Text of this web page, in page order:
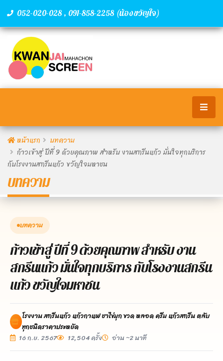
052-020-028 , 091-858-2258 (น้องขวัญใจ)
หน้าแรก
บทความ
ก้าวเข้าสู่ ปีที่ 9 ด้วยคุณภาพ สำหรับ งานสกรีนแก้ว มั่นใจทุกบริการ
กับโรงงานสกรีนแก้ว ขวัญใจมหาชน
บทความ
บทความ
ก้าวเข้าสู่ ปีที่ 9 ด้วยคุณภาพ สำหรับ งาน
สกรีนแก้ว มั่นใจทุกบริการ กับโรงงานสกรีน
แก้ว ขวัญใจมหาชน
โรงงาน สกรีนแก้ว แก้วกาแฟ ชาไข่มุก ขวด หลอด ครีม แก้วสกรีน ตลับ
ทุกชนิดราคาประหยัด
16 ก.ย. 2567
12,504 ครั้ง อ่าน ~2 นาที